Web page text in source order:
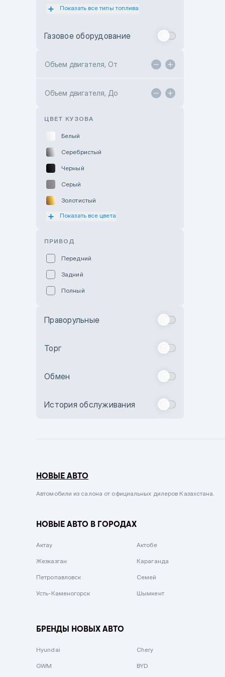
Subaru Motor Almaty
Toyota Kokshetau
Hyundai ShymCity
Показать все типы топлива
Газовое оборудование
Объем двигателя, От
Объем двигателя, До
ЦВЕТ КУЗОВА
Белый
Серебристый
Черный
Серый
Золотистый
Оранжевый
Бежевый
Комбинированный
Сиреневый металлик
Вишневый
Зеленый металлик
Показать все цвета
ПРИВОД
Передний
Задний
Полный
Праворульные
Торг
Обмен
История обслуживания
НОВЫЕ АВТО
Автомобили из салона от официальных дилеров Казахстана.
НОВЫЕ АВТО В ГОРОДАХ
Актау Актобе
Жезказган Караганда
Петропавловск Семей
Усть-Каменогорск Шымкент
БРЕНДЫ НОВЫХ АВТО
Hyundai Chery
GWM BYD